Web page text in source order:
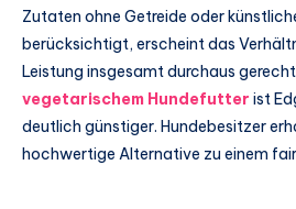
Zutaten ohne Getreide oder
berücksichtigt, erscheint das
Leistung insgesamt durchaus
vegetarischem Hundefutter ist
deutlich günstiger. Hundebesitzer
hochwertige Alternative zu einem